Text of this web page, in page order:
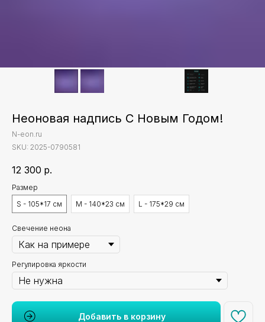
Неоновая надпись С Новым Годом!
N-eon.ru
SKU: 2025-0790581
12 300 р.
Размер
S - 105*17 см
M - 140*23 см L - 175*29 см
Свечение неона
Регулировка яркости
Добавить в корзину